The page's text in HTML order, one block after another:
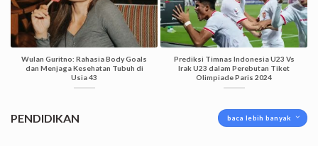
Wulan Guritno: Rahasia Body Goals
dan Menjaga Kesehatan Tubuh di
Usia 43
Prediksi Timnas Indonesia U23 Vs
Irak U23 dalam Perebutan Tiket
Olimpiade Paris 2024
PENDIDIKAN baca lebih banyak